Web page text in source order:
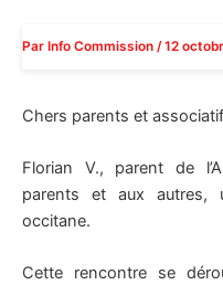
Par Info Commission /12
Chers parents et
Florian V., parent de
parents et aux autres,
occitane.
Cette rencontre se